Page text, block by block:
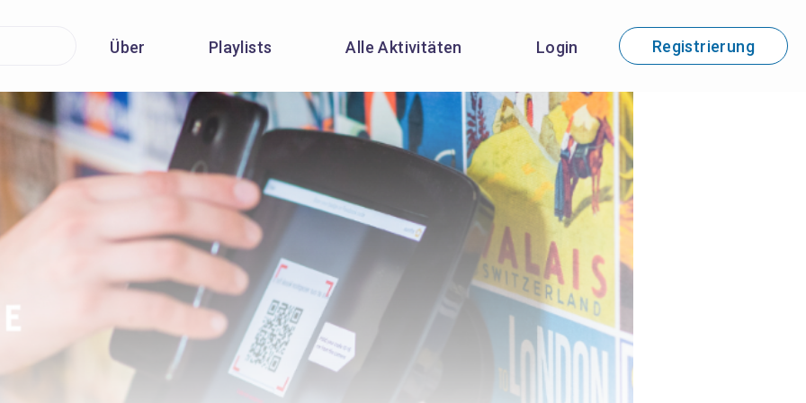
Über Playlists Alle Aktivitäten Login Registrierung